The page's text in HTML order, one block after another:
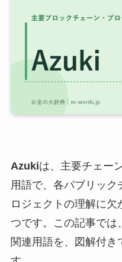
Azukiは、主要チェー
用語で、各パブリック
ロジェクトの理解に欠
つです。この記事では
関連用語を、図解付き